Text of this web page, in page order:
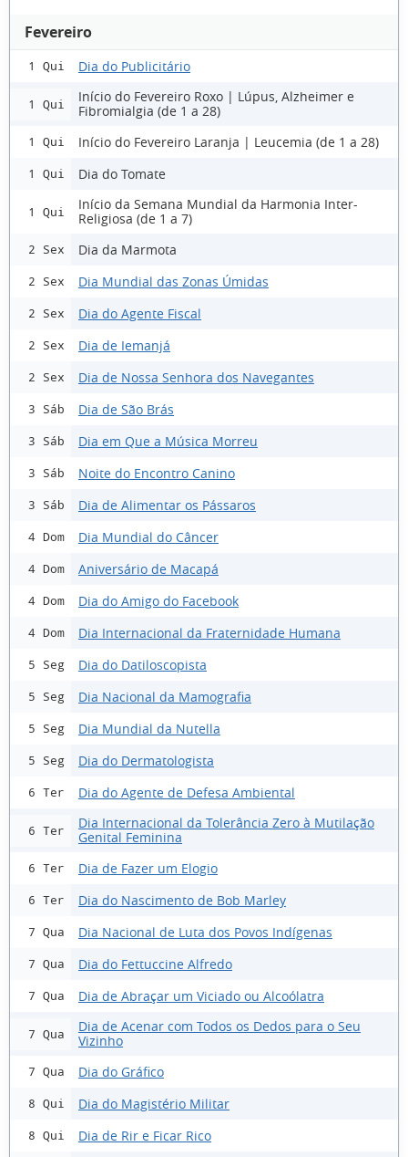
Fevereiro
1 Qui Dia do Publicitário
1 Qui
Início do Fevereiro Roxo | Lúpus, Alzheimer e
Fibromialgia (de 1 a 28)
1 Qui Início do Fevereiro Laranja | Leucemia (de 1 a 28)
1 Qui Dia do Tomate
1 Qui
Início da Semana Mundial da Harmonia Inter-
Religiosa (de 1 a 7)
2 Sex Dia da Marmota
2 Sex Dia Mundial das Zonas Úmidas
2 Sex Dia do Agente Fiscal
2 Sex Dia de Iemanjá
2 Sex Dia de Nossa Senhora dos Navegantes
3 Sáb Dia de São Brás
3 Sáb Dia em Que a Música Morreu
3 Sáb Noite do Encontro Canino
3 Sáb Dia de Alimentar os Pássaros
4 Dom Dia Mundial do Câncer
4 Dom Aniversário de Macapá
4 Dom Dia do Amigo do Facebook
4 Dom Dia Internacional da Fraternidade Humana
5 Seg Dia do Datiloscopista
5 Seg Dia Nacional da Mamografia
5 Seg Dia Mundial da Nutella
5 Seg Dia do Dermatologista
6 Ter Dia do Agente de Defesa Ambiental
6 Ter
Dia Internacional da Tolerância Zero à Mutilação
Genital Feminina
6 Ter Dia de Fazer um Elogio
6 Ter Dia do Nascimento de Bob Marley
7 Qua Dia Nacional de Luta dos Povos Indígenas
7 Qua Dia do Fettuccine Alfredo
7 Qua Dia de Abraçar um Viciado ou Alcoólatra
7 Qua
Dia de Acenar com Todos os Dedos para o Seu
Vizinho
7 Qua Dia do Gráfico
8 Qui Dia do Magistério Militar
8 Qui Dia de Rir e Ficar Rico